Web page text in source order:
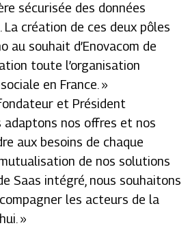
sécurisée des données
création de ces deux pôles
au souhait d’Enovacom de
toute l’organisation
en France. »
et Président
adaptons nos offres et nos
aux besoins de chaque
de nos solutions
Saas intégré, nous souhaitons
les acteurs de la
»